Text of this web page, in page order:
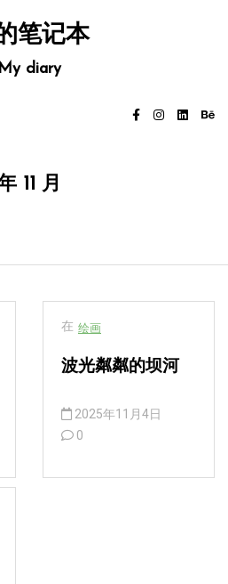
笔记本
My diary
11 月
在 绘画
波光粼粼的坝河
2025年11月4日
0